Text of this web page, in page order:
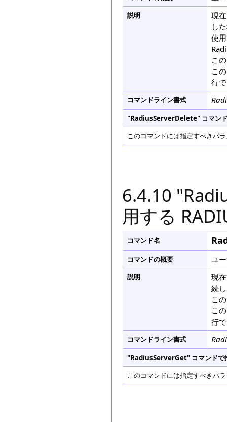
説明
現
し
使
こ
こ
行
コマンドライン書式
"RadiusServerDelete" コマンド
このコマンドには指定すべきパ
6.4.10
用する
コマンド名
コマンドの概要 ユ
説明
現
続
こ
こ
行
コマンドライン書式
"RadiusServerGet" コマンドで
このコマンドには指定すべきパ